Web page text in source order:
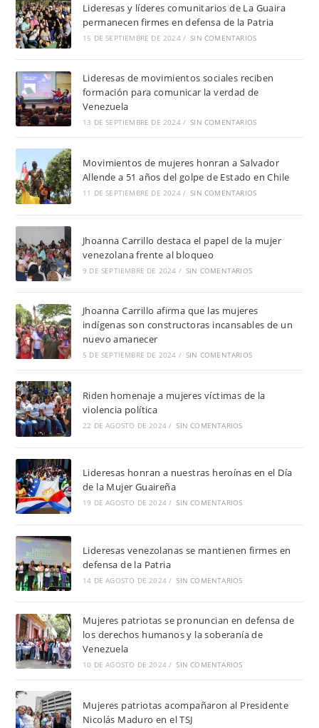
Lideresas y líderes comunitarios de La Guaira
permanecen firmes en defensa de la Patria
15 DE SEPTIEMBRE DE 2024 / SIN COMENTARIOS
Lideresas de movimientos sociales reciben
formación para comunicar la verdad de
Venezuela
13 DE SEPTIEMBRE DE 2024 / SIN COMENTARIOS
Movimientos de mujeres honran a Salvador
Allende a 51 años del golpe de Estado en Chile
11 DE SEPTIEMBRE DE 2024 / SIN COMENTARIOS
Jhoanna Carrillo destaca el papel de la mujer
venezolana frente al bloqueo
9 DE SEPTIEMBRE DE 2024 / SIN COMENTARIOS
Jhoanna Carrillo afirma que las mujeres
indígenas son constructoras incansables de un
nuevo amanecer
5 DE SEPTIEMBRE DE 2024 / SIN COMENTARIOS
Riden homenaje a mujeres víctimas de la
violencia política
22 DE AGOSTO DE 2024 / SIN COMENTARIOS
Lideresas honran a nuestras heroínas en el Día
de la Mujer Guaireña
19 DE AGOSTO DE 2024 / SIN COMENTARIOS
Lideresas venezolanas se mantienen firmes en
defensa de la Patria
14 DE AGOSTO DE 2024 / SIN COMENTARIOS
Mujeres patriotas se pronuncian en defensa de
los derechos humanos y la soberanía de
Venezuela
10 DE AGOSTO DE 2024 / SIN COMENTARIOS
Mujeres patriotas acompañaron al Presidente
Nicolás Maduro en el TSJ